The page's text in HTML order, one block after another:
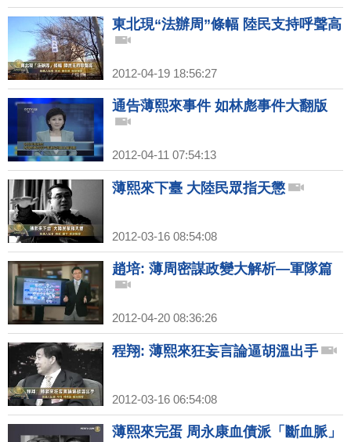
東北現“法辦周”條幅 陸民支持呼聲高
2012-04-19 18:56:27
通告薄熙來事件 如林彪事件大翻版
2012-04-11 07:54:13
薄熙來下臺 大陸民眾指天懲
2012-03-16 08:54:08
趙培: 薄周密謀政變大解析—軍隊篇
2012-04-20 08:36:26
程翔: 薄熙來狂妄言論逼胡溫出手
2012-03-16 06:54:08
薄熙來完蛋 周永康血債派「斷血脈」